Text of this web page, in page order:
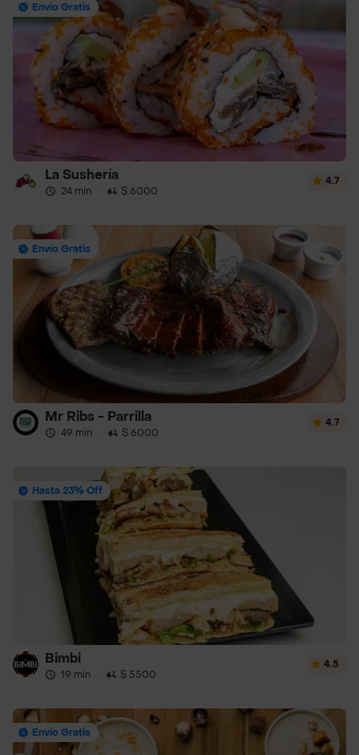
Envío Gratis
La Sushería
24 min · $ 6000
4.7
Envío Gratis
Mr Ribs - Parrilla
49 min · $ 6000
4.7
Hasta 23% Off
Bimbi
19 min · $ 5500
4.5
Envío Gratis